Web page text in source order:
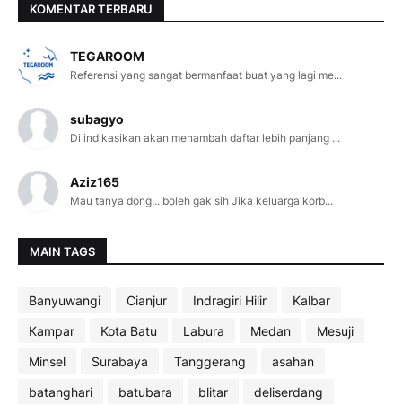
KOMENTAR TERBARU
TEGAROOM
Referensi yang sangat bermanfaat buat yang lagi me...
subagyo
Di indikasikan akan menambah daftar lebih panjang ...
Aziz165
Mau tanya dong... boleh gak sih Jika keluarga korb...
MAIN TAGS
Banyuwangi Cianjur Indragiri Hilir
Kalbar
Kampar
Kota Batu Labura Medan
Mesuji
Minsel
Surabaya Tanggerang
asahan
batanghari
batubara blitar
deliserdang